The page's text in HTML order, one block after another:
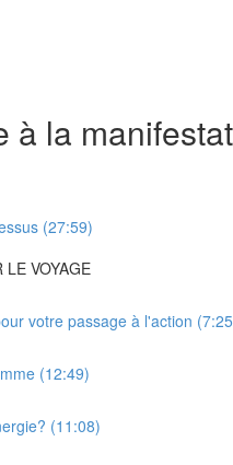
à la
(27:59)
VOYAGE
votre passage à l'action
(12:49)
(11:08)